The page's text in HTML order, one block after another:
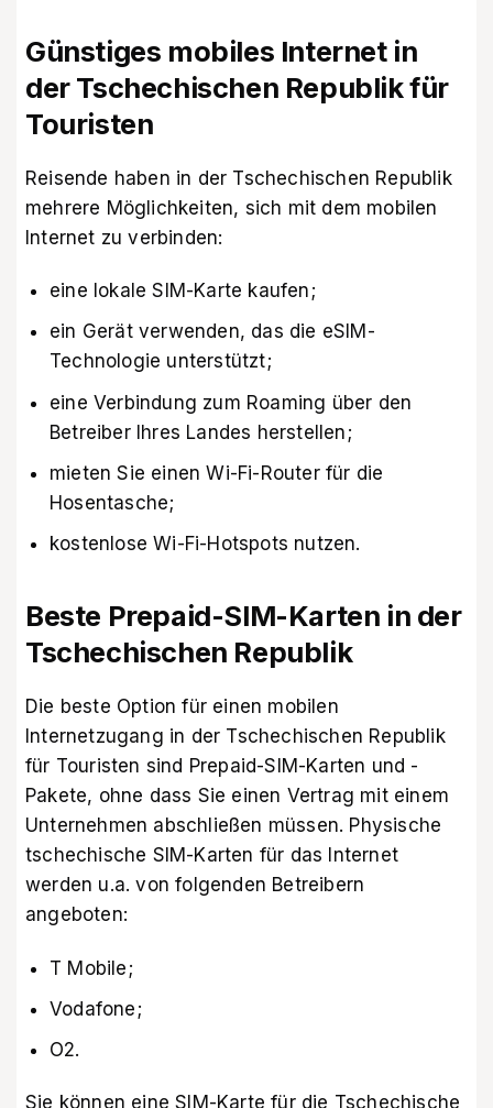
Günstiges mobiles Internet in
der Tschechischen Republik für
Touristen
Reisende haben in der Tschechischen Republik
mehrere Möglichkeiten, sich mit dem mobilen
Internet zu verbinden:
eine lokale SIM-Karte kaufen;
ein Gerät verwenden, das die eSIM-
Technologie unterstützt;
eine Verbindung zum Roaming über den
Betreiber Ihres Landes herstellen;
mieten Sie einen Wi-Fi-Router für die
Hosentasche;
kostenlose Wi-Fi-Hotspots nutzen.
Beste Prepaid-SIM-Karten in der
Tschechischen Republik
Die beste Option für einen mobilen
Internetzugang in der Tschechischen Republik
für Touristen sind Prepaid-SIM-Karten und -
Pakete, ohne dass Sie einen Vertrag mit einem
Unternehmen abschließen müssen. Physische
tschechische SIM-Karten für das Internet
werden u.a. von folgenden Betreibern
angeboten:
T Mobile;
Vodafone;
О2.
Sie können eine SIM-Karte für die Tschechische